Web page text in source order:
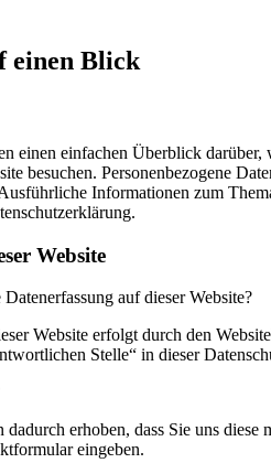
einen Blick
einen einfachen Überblick darüber,
besuchen. Personenbezogene
Informationen zum
Website
auf dieser Website?
Website erfolgt durch den
Stelle“ in dieser
erhoben, dass Sie uns
eingeben.